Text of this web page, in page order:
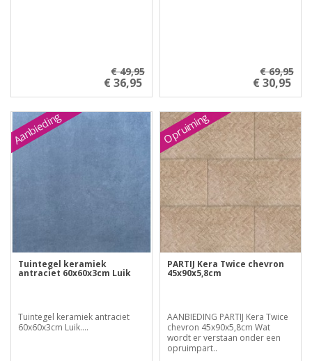
€ 49,95
€ 36,95
€ 69,95
€ 30,95
Aanbieding
Tuintegel keramiek
antraciet 60x60x3cm Luik
Tuintegel keramiek antraciet
60x60x3cm Luik....
Opruiming
PARTIJ Kera Twice chevron
45x90x5,8cm
AANBIEDING PARTIJ Kera Twice
chevron 45x90x5,8cm Wat
wordt er verstaan onder een
opruimpart..